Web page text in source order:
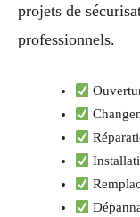
projets de
professionnels.